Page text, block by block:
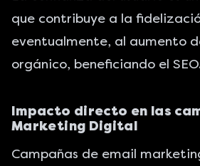
que contribuye a la
eventualmente, al aumento
orgánico, beneficiando el
Impacto directo en las
Marketing Digital
Campañas de email